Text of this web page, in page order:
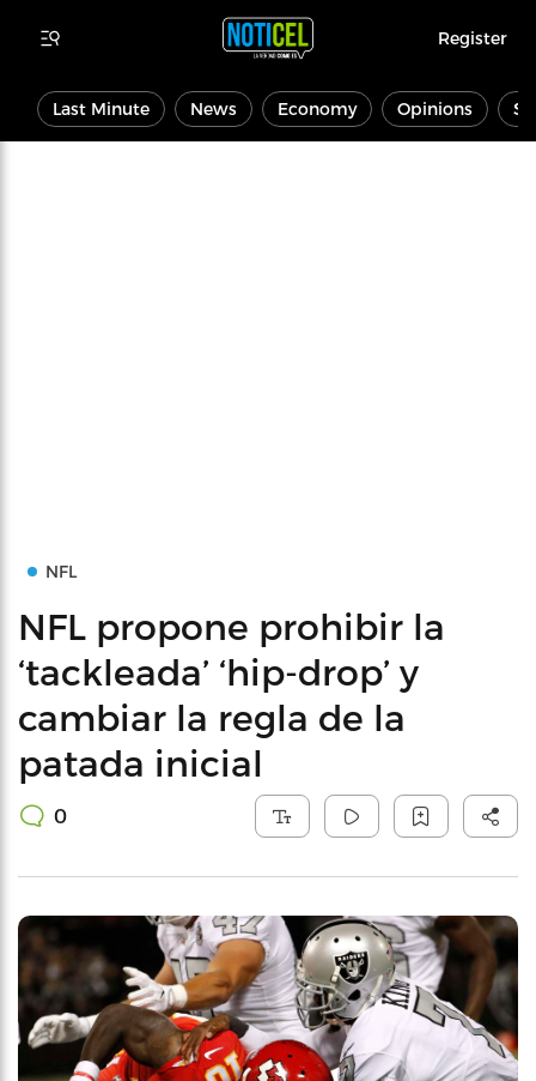
Register
Last Minute News Economy Opinions
NFL
NFL propone prohibir la
‘tackleada’ ‘hip-drop’ y
cambiar la regla de la
patada inicial
0